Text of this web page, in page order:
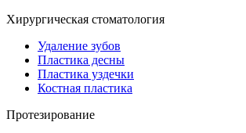
Хирургическая стоматология
Удаление зубов
Пластика десны
Пластика уздечки
Костная пластика
Протезирование